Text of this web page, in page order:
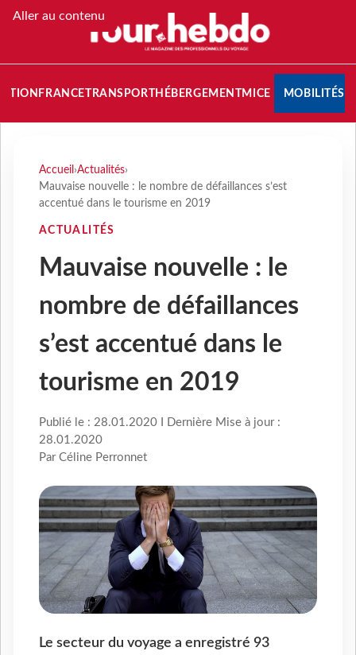
Aller au contenu
FRANCETRANSPORT HÉBERGEMENTMICE MOBILITÉS
Accueil ›Actualités›
Mauvaise nouvelle : le nombre de défaillances s’est
accentué dans le tourisme en 2019
ACTUALITÉS
Mauvaise nouvelle : le
nombre de défaillances
s’est accentué dans le
tourisme en 2019
Publié le : 28.01.2020 I Dernière Mise à jour :
28.01.2020
Par Céline Perronnet
Le secteur du voyage a enregistré 93